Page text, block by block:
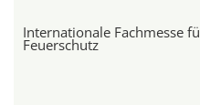
Internationale Fachmesse
Feuerschutz